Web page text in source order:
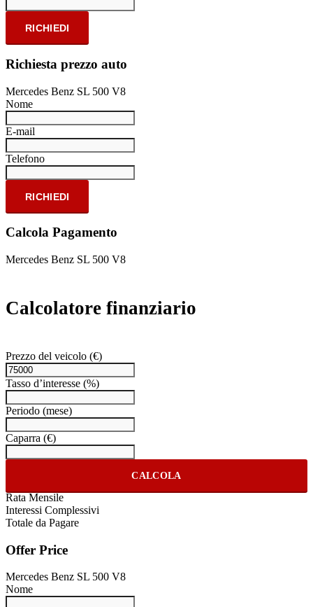
RICHIEDI
Richiesta prezzo auto
Mercedes Benz SL 500 V8
Nome
E-mail
Telefono
RICHIEDI
Calcola Pagamento
Mercedes Benz SL 500 V8
Calcolatore finanziario
Prezzo del veicolo (€)
Tasso d’interesse (%)
Periodo (mese)
Caparra (€)
CALCOLA
Rata Mensile
Interessi Complessivi
Totale da Pagare
Offer Price
Mercedes Benz SL 500 V8
Nome